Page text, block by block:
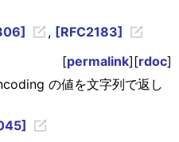
, [RFC2183]
[permalink][rdoc]
の値を文字列で返し